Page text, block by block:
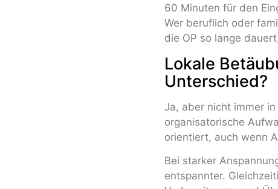
60 Minuten für den
Wer beruflich oder
die OP so lange
Lokale
Unterschied?
Ja, aber nicht immer
organisatorische
orientiert, auch wenn
Bei starker
entspannter.